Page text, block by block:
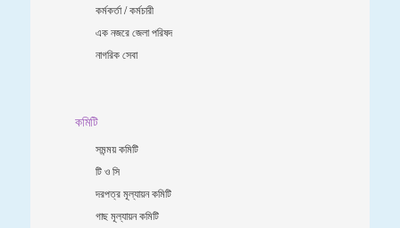
কর্মকর্তা / কর্মচারী
এক নজরে জেলা পরিষদ
নাগরিক সেবা
কমিটি
সমন্ময় কমিটি
টি ও সি
দরপত্র মূল্যায়ন কমিটি
গাছ মূল্যায়ন কমিটি